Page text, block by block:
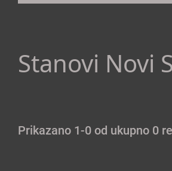
Stanovi Novi
Prikazano 1-0 od ukupno 0